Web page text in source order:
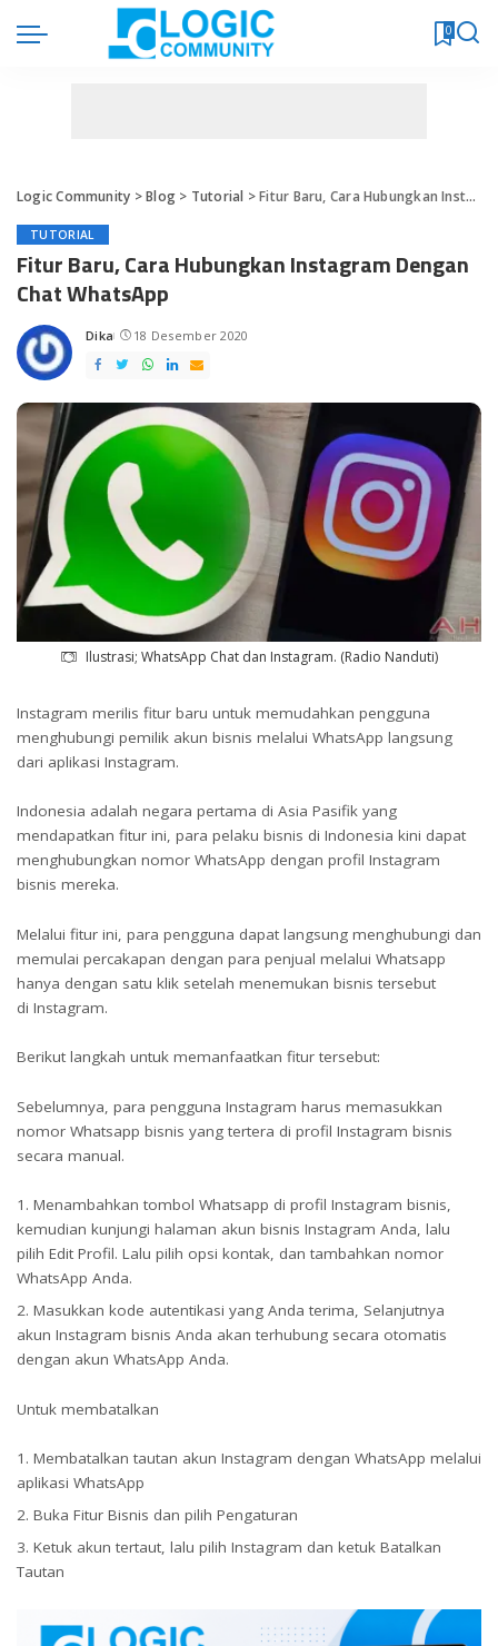
0
Logic Community >Blog> Tutorial >Fitur Baru, Cara Hubungkan Instagram Dengan Chat WhatsApp
TUTORIAL
Fitur Baru, Cara Hubungkan Instagram Dengan
Chat WhatsApp
Posted
by
Dika 18 Desember 2020
Ilustrasi; WhatsApp Chat dan Instagram. (Radio Nanduti)
Instagram merilis fitur baru untuk memudahkan pengguna
menghubungi pemilik akun bisnis melalui WhatsApp langsung
dari aplikasi Instagram.
Indonesia adalah negara pertama di Asia Pasifik yang
mendapatkan fitur ini, para pelaku bisnis di Indonesia kini dapat
menghubungkan nomor WhatsApp dengan profil Instagram
bisnis mereka.
Melalui fitur ini, para pengguna dapat langsung menghubungi dan
memulai percakapan dengan para penjual melalui Whatsapp
hanya dengan satu klik setelah menemukan bisnis tersebut
di Instagram.
Berikut langkah untuk memanfaatkan fitur tersebut:
Sebelumnya, para pengguna Instagram harus memasukkan
nomor Whatsapp bisnis yang tertera di profil Instagram bisnis
secara manual.
Menambahkan tombol Whatsapp di profil Instagram bisnis,
kemudian kunjungi halaman akun bisnis Instagram Anda, lalu
pilih Edit Profil. Lalu pilih opsi kontak, dan tambahkan nomor
WhatsApp Anda.
Masukkan kode autentikasi yang Anda terima, Selanjutnya
akun Instagram bisnis Anda akan terhubung secara otomatis
dengan akun WhatsApp Anda.
Untuk membatalkan
Membatalkan tautan akun Instagram dengan WhatsApp melalui
aplikasi WhatsApp
Buka Fitur Bisnis dan pilih Pengaturan
Ketuk akun tertaut, lalu pilih Instagram dan ketuk Batalkan
Tautan